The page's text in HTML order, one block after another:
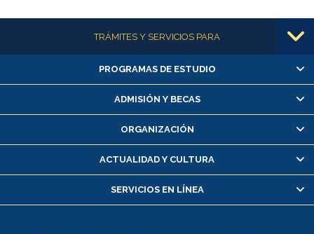
Más informaciónTRÁMITES Y SERVICIOS PARA
Alumnas/os y exalumnas/os
Matrícula en línea
Inscripción y cambio de asignaturas
Consulta y certificado de notas
Servicio médico y dental
Pago de arancel y crédito alumnos
PROGRAMAS DE ESTUDIO
ADMISIÓN Y BECAS
ORGANIZACIÓN
ACTUALIDAD Y CULTURA
SERVICIOS EN LÍNEA